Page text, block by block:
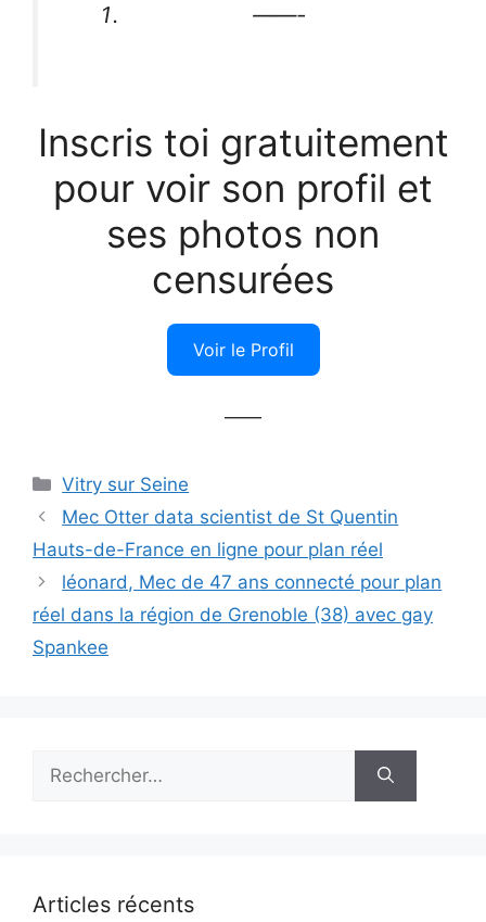
——-
Inscris toi gratuitement
pour voir son profil et
ses photos non
censurées
Voir le Profil
——
Catégories
Vitry sur Seine
Mec Otter data scientist de St Quentin
Hauts-de-France en ligne pour plan réel
léonard, Mec de 47 ans connecté pour plan
réel dans la région de Grenoble (38) avec gay
Spankee
Articles récents